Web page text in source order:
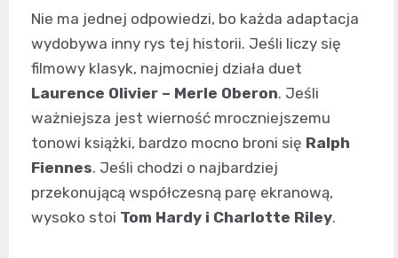
Nie ma jednej odpowiedzi, bo każda adaptacja
wydobywa inny rys tej historii. Jeśli liczy się
filmowy klasyk, najmocniej działa duet
Laurence Olivier – Merle Oberon. Jeśli
ważniejsza jest wierność mroczniejszemu
tonowi książki, bardzo mocno broni się Ralph
Fiennes. Jeśli chodzi o najbardziej
przekonującą współczesną parę ekranową,
wysoko stoi Tom Hardy i Charlotte Riley.